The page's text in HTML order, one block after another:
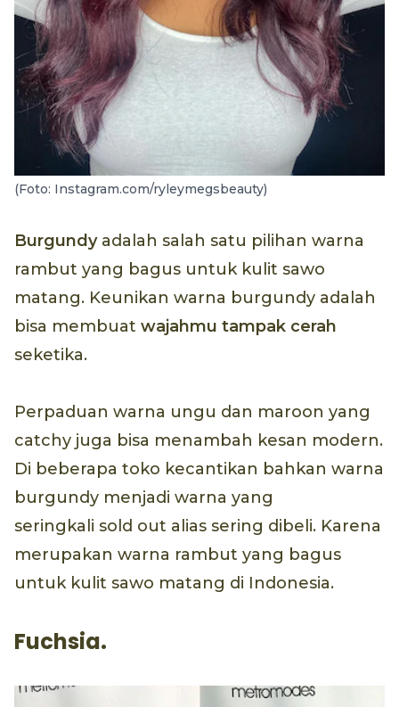
(Foto: Instagram.com/ryleymegsbeauty)
Burgundyadalah salah satu pilihan warna
rambut yang bagus untuk kulit sawo
matang. Keunikan warna burgundy adalah
bisa membuat wajahmu tampak cerah
seketika.
Perpaduan warna ungu dan maroon yang
catchy juga bisa menambah kesan modern.
Di beberapa toko kecantikan bahkan warna
burgundy menjadi warna yang
seringkali sold out alias sering dibeli. Karena
merupakan warna rambut yang bagus
untuk kulit sawo matang di Indonesia.
Fuchsia.